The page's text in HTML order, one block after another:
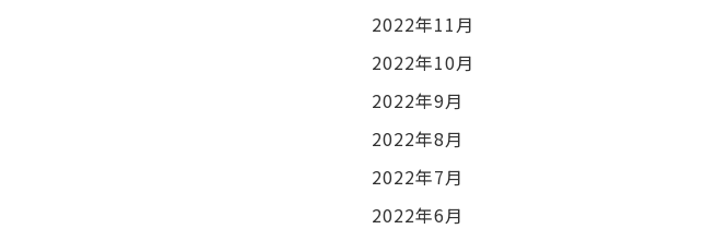
2022年11月
2022年10月
2022年9月
2022年8月
2022年7月
2022年6月